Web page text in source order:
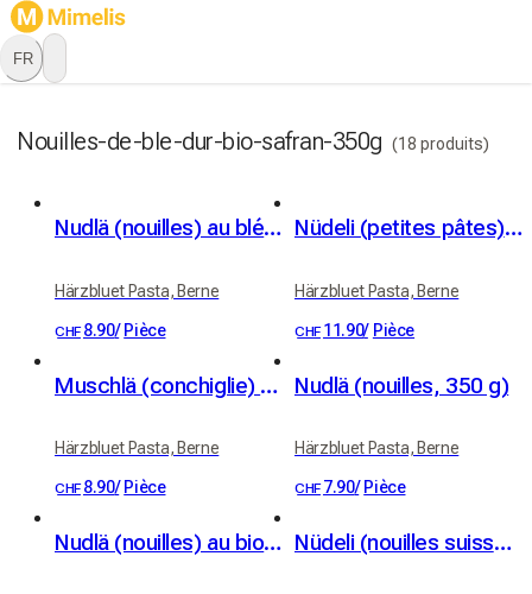
FR
Nouilles-de-ble-dur-bio-safran-350g (18 produits)
Nudlä (nouilles) au blé dur bio (350 g)
Härzbluet Pasta, Berne
CHF 8.90/ Pièce
Nüdeli (petites pâtes) bio au safran, blé dur (350 g)
Härzbluet Pasta, Berne
CHF 11.90/ Pièce
Muschlä (conchiglie) bio au blé dur (400 g)
Härzbluet Pasta, Berne
CHF 8.90/ Pièce
Nudlä (nouilles, 350 g)
Härzbluet Pasta, Berne
CHF 7.90/ Pièce
Nudlä (nouilles) au bio UrDinkel, épeautre (350 g) Nüdeli (nouilles suisses) à l'épeautre UrDinkel bio (350 g)